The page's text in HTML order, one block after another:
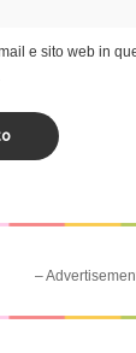
e sito web in
–